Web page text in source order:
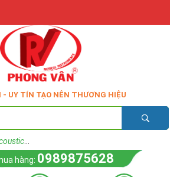
- UY TÍN TẠO NÊN THƯƠNG HIỆU
hàng: 0989875628